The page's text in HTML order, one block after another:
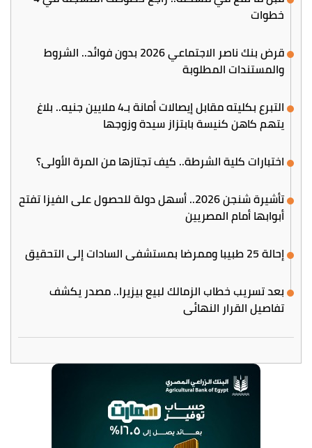
خطوات
قرض بنك ناصر الاجتماعي 2026 بدون فوائد.. الشروط
والمستندات المطلوبة
التبرع بكليته مقابل إيصالات أمانة بـ4 ملايين جنيه.. بلاغ
يتهم كاهن كنيسة بابتزاز سيدة وزوجها
اختبارات كلية الشرطة.. كيف تجتازها من المرة الأولى؟
تأشيرة شنجن 2026.. أسهل دولة للحصول على الفيزا تفتح
أبوابها أمام المصريين
إحالة 25 طبيبا وممرضا بمستشفى السادات إلى التحقيق
بعد تسريب خطاب الزمالك لبيع بيزيرا.. مصدر يكشف
تفاصيل القرار النهائي